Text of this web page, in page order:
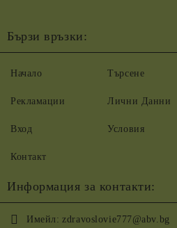
Бързи връзки:
Начало
Рекламации
Вход
Контакт
Търсене
Лични Данни
Условия
Информация за контакти:
Имейл: zdravoslovie777@abv.bg